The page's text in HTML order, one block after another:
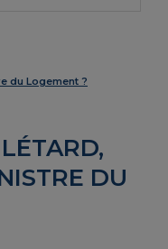
du Logement ?
DU